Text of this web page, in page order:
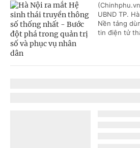
UBND TP.
Nền tảng
tin điện tử